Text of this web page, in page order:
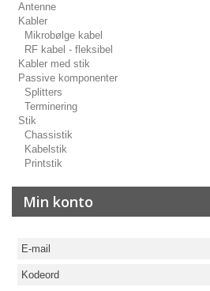
Antenne
Kabler
Mikrobølge kabel
RF kabel - fleksibel
Kabler med stik
Passive komponenter
Splitters
Terminering
Stik
Chassistik
Kabelstik
Printstik
Min konto